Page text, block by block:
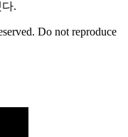
.
Do not reproduce